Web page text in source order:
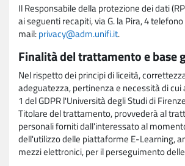
Il Responsabile della protezione dei dati
ai seguenti recapiti, via G. la Pira, 4
mail:privacy@adm.unifi.it.
Finalità del trattamento e base
Nel rispetto dei principi di liceità,
adeguatezza, pertinenza e necessità di
1 del GDPR l'Università degli Studi di
Titolare del trattamento, provvederà al
personali forniti dall'interessato al
dell'utilizzo delle piattaforme E-Learning,
mezzi elettronici, per il perseguimento